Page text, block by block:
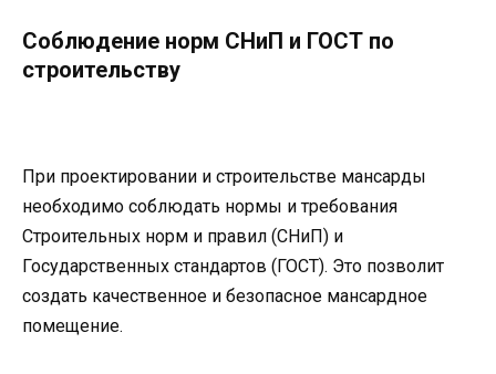
Соблюдение норм СНиП и ГОСТ по
строительству
При проектировании и строительстве мансарды
необходимо соблюдать нормы и требования
Строительных норм и правил (СНиП) и
Государственных стандартов (ГОСТ). Это позволит
создать качественное и безопасное мансардное
помещение.